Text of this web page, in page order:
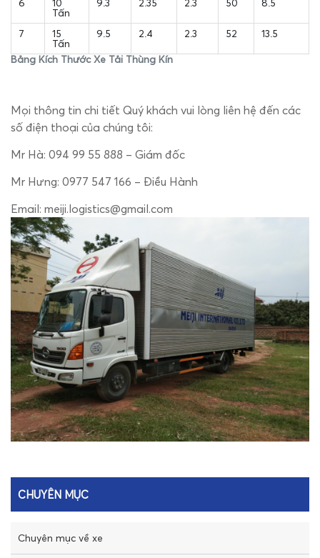
Bảng Kích Thước Xe Tải Thùng Kín
6
10
Tấn
9.3 2.35 2.3 50 8.5
7
15
Tấn
9.5 2.4 2.3 52 13.5
Mọi thông tin chi tiết Quý khách vui lòng liên hệ đến các
số điện thoại của chúng tôi:
Mr Hà: 094 99 55 888 – Giám đốc
Mr Hưng: 0977 547 166 – Điều Hành
Email: meiji.logistics@gmail.com
CHUYÊN MỤC
Chuyên mục về xe